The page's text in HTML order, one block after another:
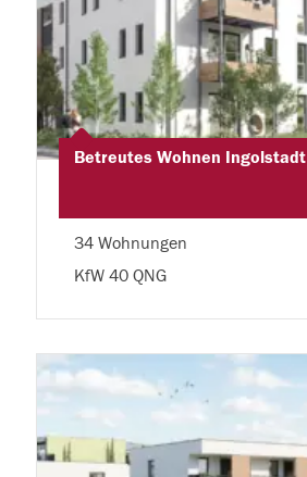
Betreutes Wohnen Ingolstadt
34 Wohnungen
KfW 40 QNG